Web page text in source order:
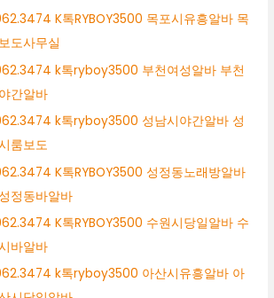
K톡RYBOY3500 목포시유흥알바 목
도사무실
k톡ryboy3500 부천여성알바 부천
간알바
k톡ryboy3500 성남시야간알바 성
룸보도
K톡RYBOY3500 성정동노래방알바
정동바알바
K톡RYBOY3500 수원시당일알바 수
바알바
k톡ryboy3500 아산시유흥알바 아